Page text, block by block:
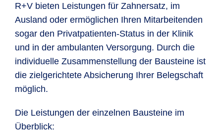
Die Leistungen im Überblick
Gesund­heits­
leistungen
Rechnungs­
betrag¹
R+V
Zahnreinigung
R+V bieten Leistungen für Zahnersatz, im
Ausland oder ermöglichen Ihren Mitarbeitenden
sogar den Privatpatienten-Status in der Klinik
und in der ambulanten Versorgung. Durch die
individuelle Zusammenstellung der Bausteine ist
die zielgerichtete Absicherung Ihrer Belegschaft
möglich.
Die Leistungen der einzelnen Bausteine im
Überblick: